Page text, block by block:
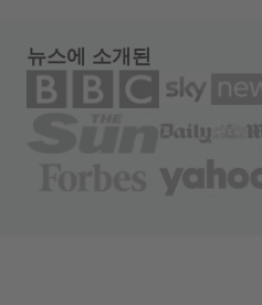
뉴스에 소개된